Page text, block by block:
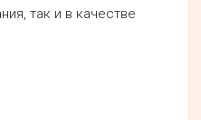
так и в качестве